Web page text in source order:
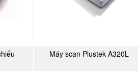
Máy scan Plustek A320L
MUA NGAY